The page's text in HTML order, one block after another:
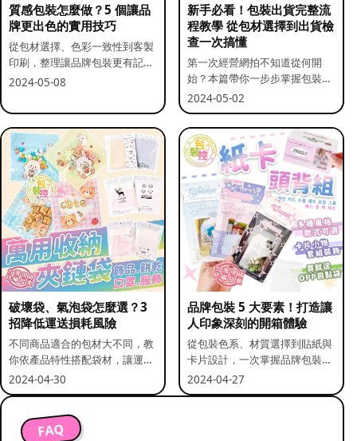
質感包裝怎麼做？5 個讓品
牌更出色的實用技巧
從包材選擇、色彩一致性到客製
印刷，整理讓品牌包裝更有記憶
點的實用做法。
2024-05-08
新手必看！包裝出貨完整流
程教學 從包材選擇到出貨檢
查一次搞懂
第一次經營網拍不知道從何開
始？本篇帶你一步步掌握包裝流
程與出貨前檢查重點。
2024-05-02
破壞袋、氣泡袋怎麼選？3
招降低運送損耗風險
不同商品適合的包材大不同，教
你依產品特性搭配袋材，讓運送
更安全。
2024-04-30
品牌包裝 5 大要素！打造讓
人印象深刻的開箱體驗
從包裝色系、材質選擇到貼紙與
卡片設計，一次掌握品牌包裝的
關鍵要素。
2024-04-27
FAQ